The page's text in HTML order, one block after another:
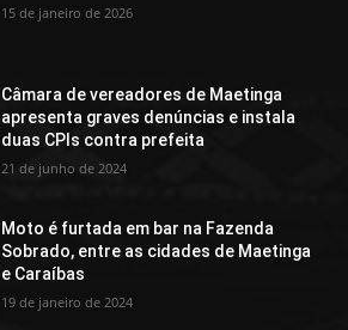
15 de janeiro de 2026
Câmara de vereadores de Maetinga
apresenta graves denúncias e instala
duas CPIs contra prefeita
21 de junho de 2024
Moto é furtada em bar na Fazenda
Sobrado, entre as cidades de Maetinga
e Caraíbas
19 de janeiro de 2024